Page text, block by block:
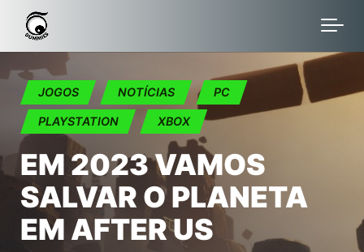
Skip to main content
JOGOS NOTÍCIAS PC
PLAYSTATION XBOX
EM 2023 VAMOS
SALVAR O PLANETA
EM AFTER US